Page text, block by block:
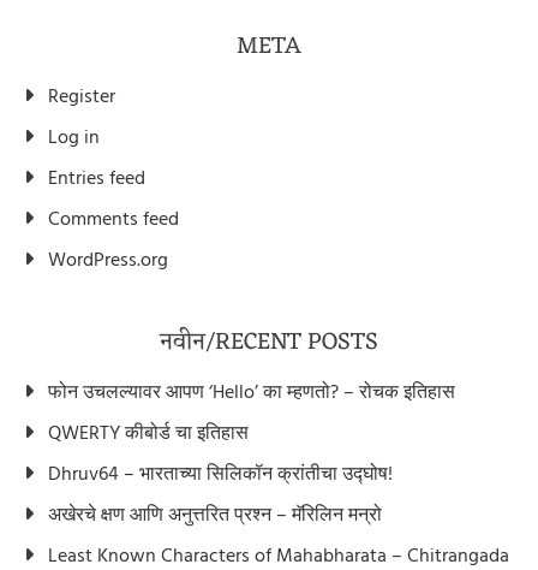
META
Register
Log in
Entries feed
Comments feed
WordPress.org
नवीन/RECENT POSTS
फोन उचलल्यावर आपण ‘Hello’ का म्हणतो? – रोचक इतिहास
QWERTY कीबोर्ड चा इतिहास
Dhruv64 – भारताच्या सिलिकॉन क्रांतीचा उद्घोष!
अखेरचे क्षण आणि अनुत्तरित प्रश्न – मॅरिलिन मन्रो
Least Known Characters of Mahabharata – Chitrangada